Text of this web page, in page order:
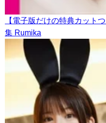
【電子版だけの特典カット
集 Rumika